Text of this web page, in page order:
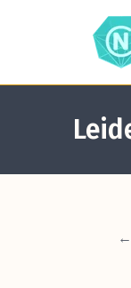
Diensten
Over
←